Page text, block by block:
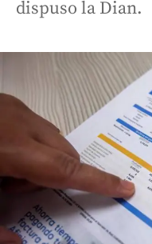
dispuso la Dian.